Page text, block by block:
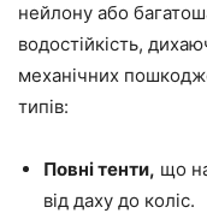
нейлону або
водостійкість,
механічних
типів:
Повні тенти, що
від даху до коліс.